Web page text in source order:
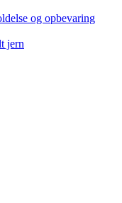
og opbevaring
jern